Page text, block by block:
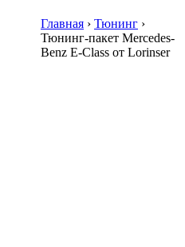
Главная › Тюнинг ›
Тюнинг-пакет Mercedes-
Benz E-Class от Lorinser